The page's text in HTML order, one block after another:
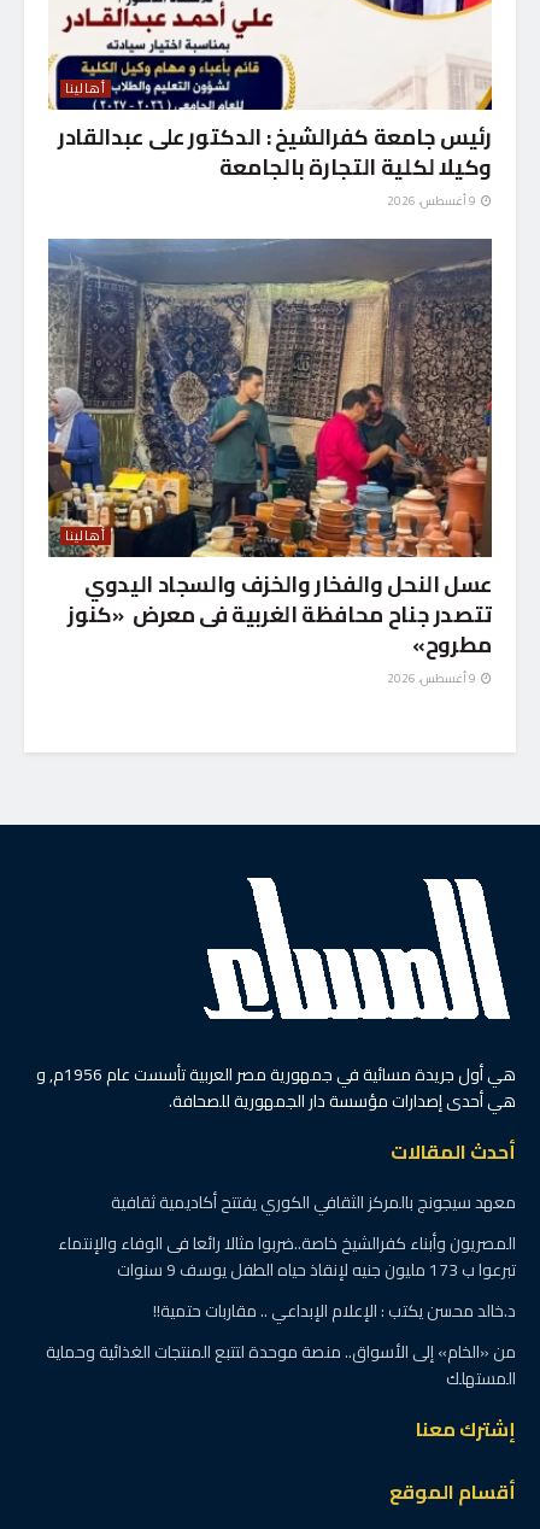
أهالينا
رئيس جامعة كفرالشيخ : الدكتور على عبدالقادر
وكيلا لكلية التجارة بالجامعة
أهالينا
عسل النحل والفخار والخزف والسجاد اليدوي
تتصدر جناح محافظة الغربية فى معرض «كنوز
مطروح»
هي أول جريدة مسائية في جمهورية مصر العربية تأسست عام 1956م, و
هي أحدى إصدارات مؤسسة دار الجمهورية للصحافة.
أحدث المقالات
معهد سيجونج بالمركز الثقافي الكوري يفتتح أكاديمية ثقافية
المصريون وأبناء كفرالشيخ خاصة..ضربوا مثالا رائعا فى الوفاء والإنتماء
تبرعوا ب 173 مليون جنيه لإنقاذ حياه الطفل يوسف 9 سنوات
د.خالد محسن يكتب : الإعلام الإبداعي .. مقاربات حتمية!!
من «الخام» إلى الأسواق.. منصة موحدة لتتبع المنتجات الغذائية وحماية
المستهلك
إشترك معنا
أقسام الموقع